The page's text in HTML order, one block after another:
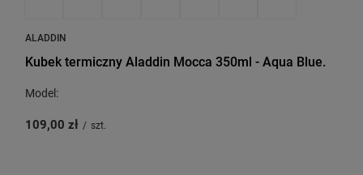
ALADDIN
Kubek termiczny Aladdin Mocca 350ml - Aqua Blue.
Model:
109,00 zł / szt.